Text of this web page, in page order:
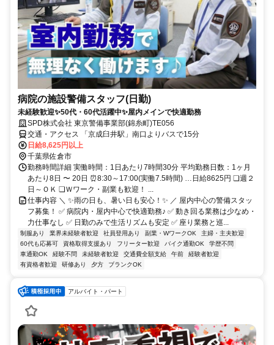
病院の施設警備スタッフ(日勤)
未経験歓迎✨50代・60代活躍中✨屋内メインで快適勤務
SPD株式会社 東京警備事業部(錦糸町)TE056
交通・アクセス 「京成臼井駅」南口よりバスで15分
日給8,625円以上
千葉県佐倉市
勤務時間詳細 実働時間：1日あたり7時間30分 平均勤務日数：1ヶ月
あたり8日 〜 20日 ⏰8:30～17:00(実働7.5時間) …日給8625円 ❏週２
日～ＯＫ ❏Ｗワーク・副業も歓迎！ ...
仕事内容 ＼ ✨雨の日も、暑い日も安心！✨ ／ 屋内中心の警備スタッ
フ募集！ ✅ 病院内・屋内中心で快適勤務♪ ✅ 動き回る業務は少なめ・
力仕事なし ✅ 日勤のみで生活リズムも安定 ✅ 座り業務と巡...
制服あり 業界未経験者歓迎 社員登用あり 副業・WワークOK
主婦・主夫歓迎
60代も応募可
資格取得支援あり フリーター歓迎 バイク通勤OK
学歴不問
車通勤OK
経験不問 未経験者歓迎 交通費全額支給 午前
経験者歓迎
有資格者歓迎
研修あり 夕方 ブランクOK
アルバイト・パート